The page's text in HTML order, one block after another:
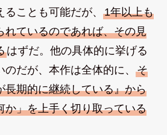
ことも可能だが、 1年以上も
れているのであれば、その見
はずだ。他の具体的に挙げる
だが、本作は全体的に、
そ
長期的に継続している』から
か」を上手く切り取っている